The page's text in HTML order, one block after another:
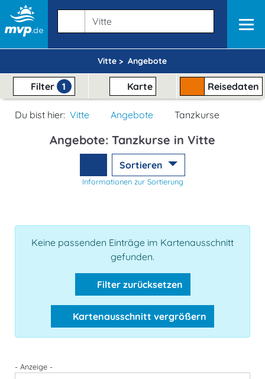
Vitte > Angebote
Filter 1 Karte Reisedaten
Du bist hier: Vitte Angebote Tanzkurse
Angebote: Tanzkurse in Vitte
Sortieren
Informationen zur Sortierung
Keine passenden Einträge im Kartenausschnitt
gefunden.
Filter zurücksetzen
Kartenausschnitt vergrößern
- Anzeige -